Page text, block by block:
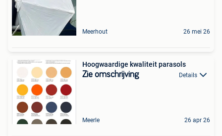
Meerhout 26 mei 26
Hoogwaardige kwaliteit parasols
Zie omschrijving Details
Meerle 26 apr 26